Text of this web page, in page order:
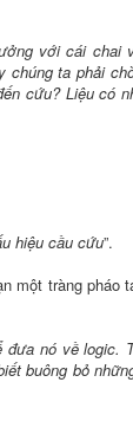
với cái chai
chúng ta phải
cứu? Liệu có
hiệu cầu cứu”.
một tràng pháo
nó về logic.
buông bỏ